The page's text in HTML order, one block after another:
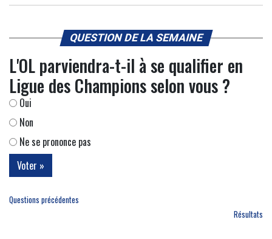
QUESTION DE LA SEMAINE
L'OL parviendra-t-il à se qualifier en
Ligue des Champions selon vous ?
Oui
Non
Ne se prononce pas
Questions précédentes
Résultats